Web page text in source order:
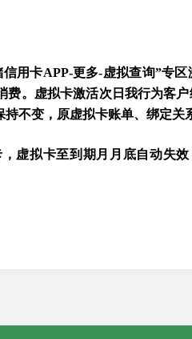
用卡APP-更多-虚拟查询”专
。虚拟卡激活次日我行为客
不变，原虚拟卡账单、绑定关
虚拟卡至到期月月底自动失